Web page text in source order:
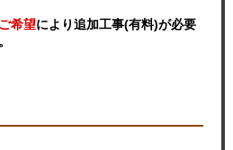
希望により追加工事(有料)が必要